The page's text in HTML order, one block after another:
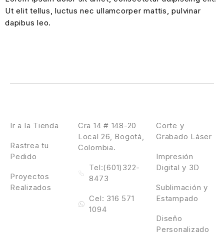
Ut elit tellus, luctus nec ullamcorper mattis, pulvinar
dapibus leo.
Cra 14 # 148-20
Local 26, Bogotá,
Colombia.
Tel:(601)322-
8473
Cel: 316 571
1094
Corte y
Grabado Láser
Impresión
Digital y 3D
Sublimación y
Estampado
Diseño
Personalizado
Ir a la Tienda
Rastrea tu
Pedido
Proyectos
Realizados